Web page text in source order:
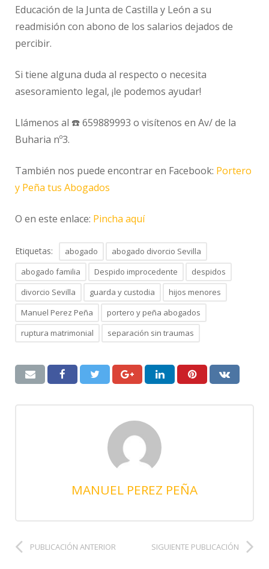
Educación de la Junta de Castilla y León a su
readmisión con abono de los salarios dejados de
percibir.
Si tiene alguna duda al respecto o necesita
asesoramiento legal, ¡le podemos ayudar!
Llámenos al ☎️ 659889993 o visítenos en Av/ de la
Buharia nº3.
También nos puede encontrar en Facebook: Portero
y Peña tus Abogados
O en este enlace: Pincha aquí
Etiquetas: abogado
abogado divorcio Sevilla
abogado familia
Despido improcedente
despidos
divorcio Sevilla
guarda y custodia
hijos menores
Manuel Perez Peña
portero y peña abogados
ruptura matrimonial
separación sin traumas
MANUEL PEREZ PEÑA
PUBLICACIÓN ANTERIOR SIGUIENTE PUBLICACIÓN